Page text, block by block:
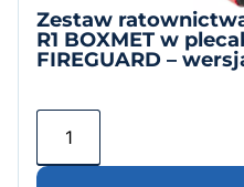
Zestaw
R1 BOXMET w
FIREGUARD –